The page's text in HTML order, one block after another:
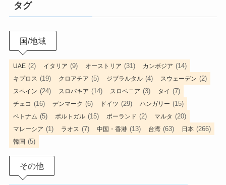
タグ
国/地域
UAE (2) イタリア (9) オーストリア (31) カンボジア (14)
キプロス (19) クロアチア (5) ジブラルタル (4) スウェーデン (2)
スペイン (24) スロバキア (14) スロベニア (3) タイ (7)
チェコ (16) デンマーク (6) ドイツ (29) ハンガリー (15)
ベトナム (5) ポルトガル (15) ポーランド (2) マルタ (20)
マレーシア (1) ラオス (7) 中国・香港 (13) 台湾 (63) 日本 (266)
韓国 (5)
その他